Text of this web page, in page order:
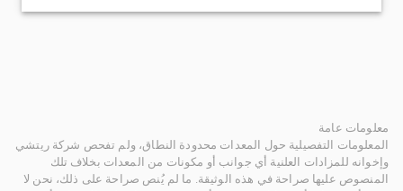
معلومات عامة
المعلومات التفصيلية حول المعدات محدودة النطاق، ولم تفحص شركة ريتشي
وإخوانه للمزادات العلنية أي جوانب أو مكونات من المعدات بخلاف تلك
المنصوص عليها صراحة في هذه الوثيقة. ما لم يُنص صراحة على ذلك، نحن لا